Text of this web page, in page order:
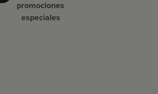
promociones
especiales